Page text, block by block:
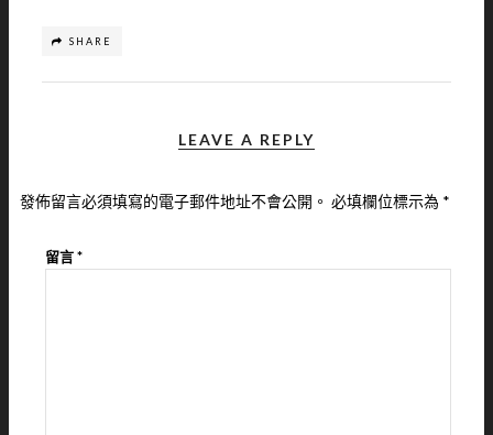
SHARE
LEAVE A REPLY
發佈留言必須填寫的電子郵件地址不會公開。 必填欄位標示為 *
留言*